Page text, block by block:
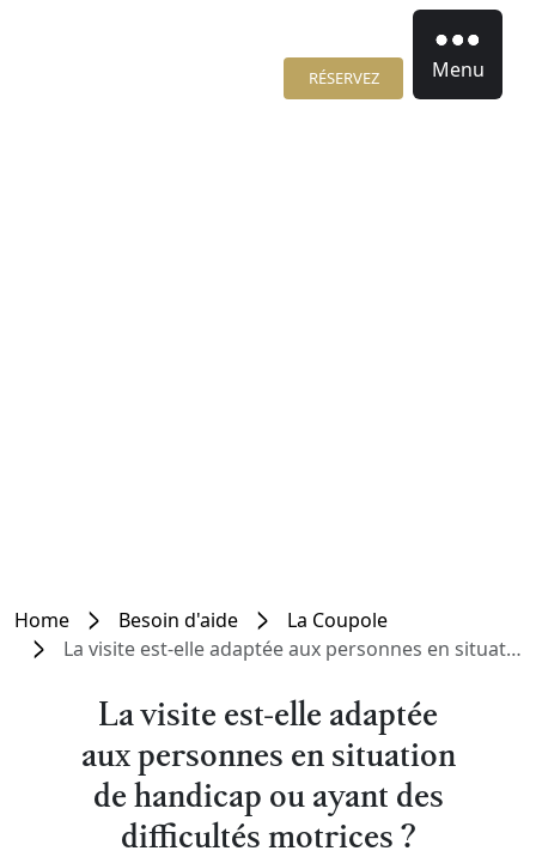
RÉSERVEZ Menu
Home Besoin d'aide
La Coupole
La visite est-elle adaptée aux personnes en situation de handicap ou ayant des difficultés motrices ?
La visite est-elle adaptée
aux personnes en situation
de handicap ou ayant des
difficultés motrices ?